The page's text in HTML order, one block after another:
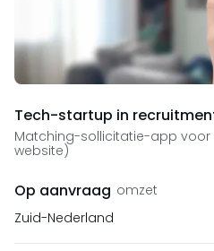
Tech-startup in
Matching-sollicitatie-app voor
website)
Op aanvraag omzet
Zuid-Nederland